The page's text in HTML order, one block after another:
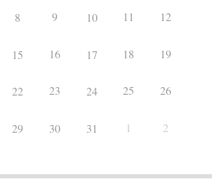
8 9 10 11 12
15 16 17 18 19
22 23 24 25 26
29 30 31 1 2